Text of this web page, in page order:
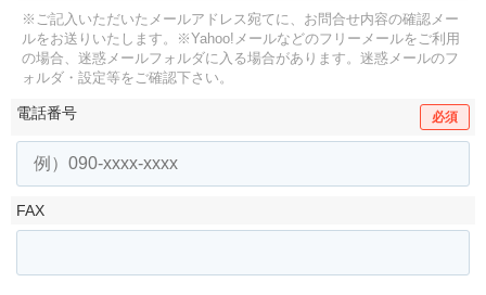
※ご記入いただいたメールアドレス宛てに、お問合せ内容の確認メー
ルをお送りいたします。
※Yahoo!メールなどのフリーメールをご利用
の場合、迷惑メールフォルダに入る場合があります。 迷惑メールのフ
ォルダ・設定等をご確認下さい。
電話番号 必須
FAX